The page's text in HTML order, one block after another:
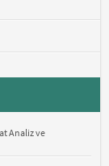
Analiz ve